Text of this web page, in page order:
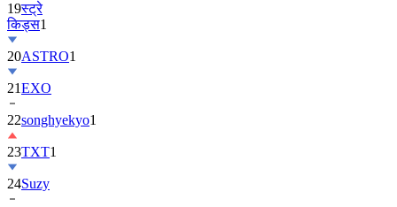
19स्ट्रे
किड्स1
20ASTRO1
21EXO
22songhyekyo1
23TXT1
24Suzy